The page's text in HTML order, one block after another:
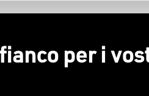
per i